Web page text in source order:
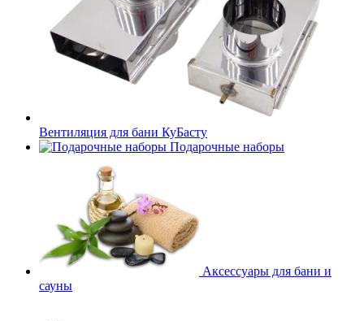
Вентиляция для бани КуБасту
Подарочные наборы
Аксессуары для бани и
сауны